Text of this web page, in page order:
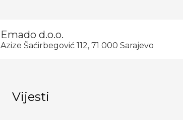
Emado d.o.o.
Azize Šaćirbegović 112, 71 000 Sarajevo
Vijesti